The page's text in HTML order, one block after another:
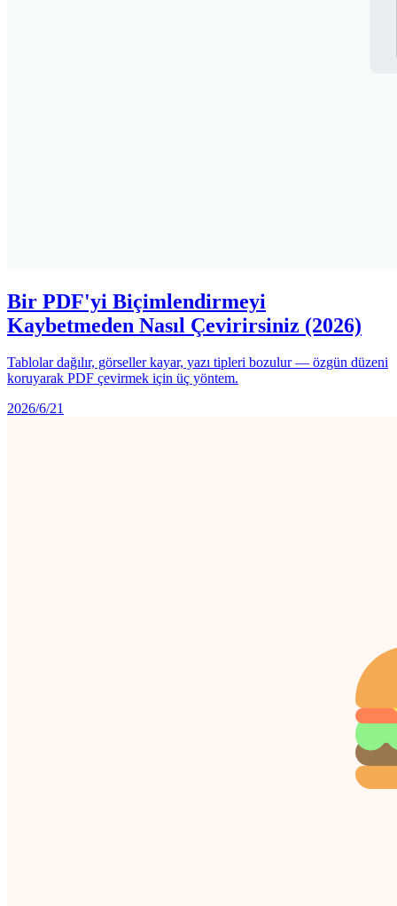
Bir PDF'yi Biçimlendirmeyi
Kaybetmeden Nasıl Çevirirsiniz (2026)
Tablolar dağılır, görseller kayar, yazı tipleri bozulur — özgün düzeni
koruyarak PDF çevirmek için üç yöntem.
2026/6/21